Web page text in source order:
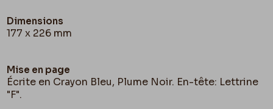
Dimensions
177 x 226 mm
Mise en page
Écrite en Crayon Bleu, Plume Noir. En-tête: Lettrine
"F".